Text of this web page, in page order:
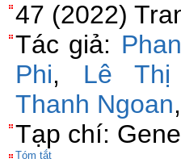
47 (2022)
Tác giả:
Phi, Lê Thị
Thanh Ngoan
Tạp chí:
Tóm tắt